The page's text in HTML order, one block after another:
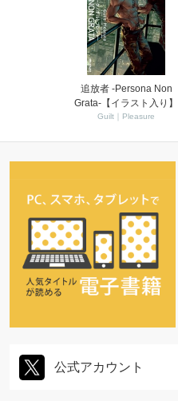
追放者 -Persona Non
Grata-【イラスト入り】
Guilt｜Pleasure
公式アカウント